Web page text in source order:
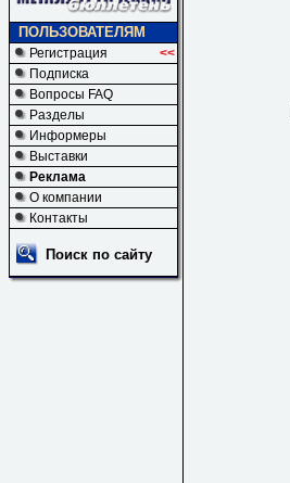
ПОЛЬЗОВАТЕЛЯМ
Регистрация
<<
Подписка
Вопросы FAQ
Разделы
Информеры
Выставки
Реклама
О компании
Контакты
Поиск по сайту